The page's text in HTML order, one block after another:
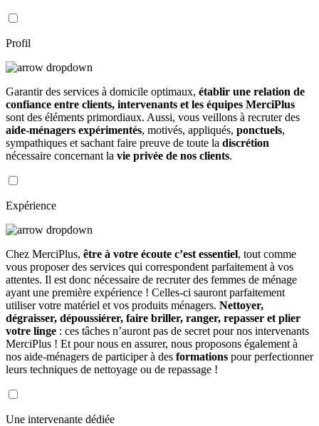
Profil
Garantir des services à domicile optimaux, établir une relation de
confiance entre clients, intervenants et les équipes MerciPlus
sont des éléments primordiaux. Aussi, vous veillons à recruter des
aide-ménagers expérimentés, motivés, appliqués, ponctuels,
sympathiques et sachant faire preuve de toute la discrétion
nécessaire concernant la vie privée de nos clients.
Expérience
Chez MerciPlus, être à votre écoute c’est essentiel, tout comme
vous proposer des services qui correspondent parfaitement à vos
attentes. Il est donc nécessaire de recruter des femmes de ménage
ayant une première expérience ! Celles-ci sauront parfaitement
utiliser votre matériel et vos produits ménagers. Nettoyer,
dégraisser, dépoussiérer, faire briller, ranger, repasser et plier
votre linge : ces tâches n’auront pas de secret pour nos intervenants
MerciPlus ! Et pour nous en assurer, nous proposons également à
nos aide-ménagers de participer à des formations pour perfectionner
leurs techniques de nettoyage ou de repassage !
Une intervenante dédiée